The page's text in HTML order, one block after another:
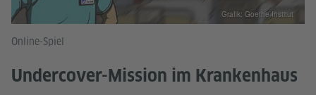
Online-Spiel
Undercover-Mission im Krankenhaus
Grafik: Goethe-Institut